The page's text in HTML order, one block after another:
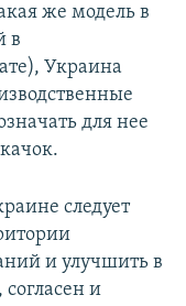
же модель в
в
Украина
для нее
следует
и улучшить в
и